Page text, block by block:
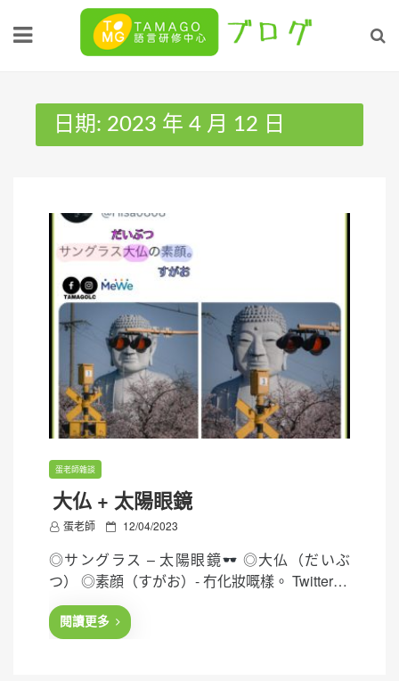
日期: 2023 年 4 月 12 日
蛋老師雜談
大仏 + 太陽眼鏡
蛋老師
P
s
t
e
12/04/2023
◎サングラス – 太陽眼鏡
◎大仏（だいぶ
つ） ◎素顔（すがお）- 冇化妝嘅樣。 Twitter…
閱讀更多